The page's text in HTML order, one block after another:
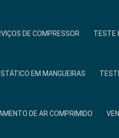
DE COMPRESSOR TESTE
EM MANGUEIRAS
DE AR COMPRIMIDO